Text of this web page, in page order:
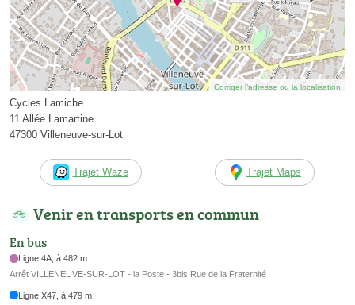
Corriger l’adresse ou la localisation
Cycles Lamiche
11 Allée Lamartine
47300 Villeneuve-sur-Lot
Trajet Waze Trajet Maps
Venir en transports en commun
En bus
Ligne 4A, à 482 m
Arrêt VILLENEUVE-SUR-LOT - la Poste - 3bis Rue de la Fraternité
Ligne X47, à 479 m